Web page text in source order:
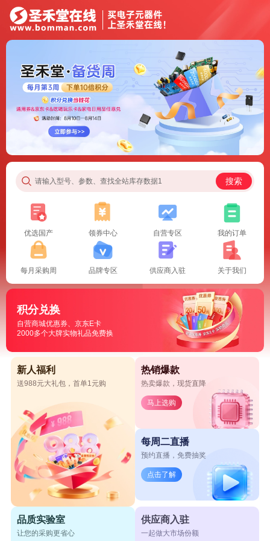
请输入型号、参数、查找全站库存数据1 搜索
优选国产 领券中心 自营专区 我的订单
每月采购周 品牌专区 供应商入驻 关于我们
积分兑换
自营商城优惠券、京东E卡
2000多个大牌实物礼品免费换
新人福利
送988元大礼包，首单1元购
热销爆款
热卖爆款，现货直降
马上选购
每周二直播
预约直播，免费抽奖
点击了解
品质实验室
让您的采购更省心
供应商入驻
一起做大市场份额